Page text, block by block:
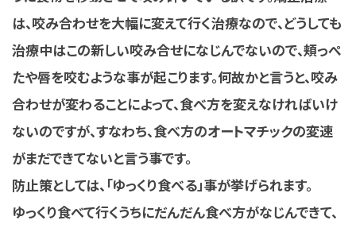
は、咬み合わせを大幅に変えて行く治療なので、どうしても
治療中はこの新しい咬み合せになじんでないので、頬っぺ
たや唇を咬むような事が起こります。何故かと言うと、咬み
合わせが変わることによって、食べ方を変えなければいけ
ないのですが、すなわち、食べ方のオートマチックの変速
がまだできてないと言う事です。
防止策としては、「ゆっくり食べる」事が挙げられます。
ゆっくり食べて行くうちにだんだん食べ方がなじんできて、